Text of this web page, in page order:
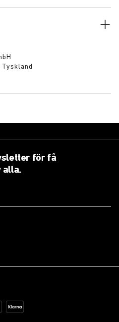
för få
alla.